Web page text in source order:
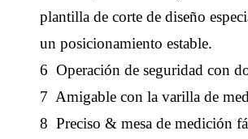
plantilla de corte de diseño
un posicionamiento estable.
6 Operación de seguridad con
7 Amigable con la varilla de
8 Preciso & mesa de medición